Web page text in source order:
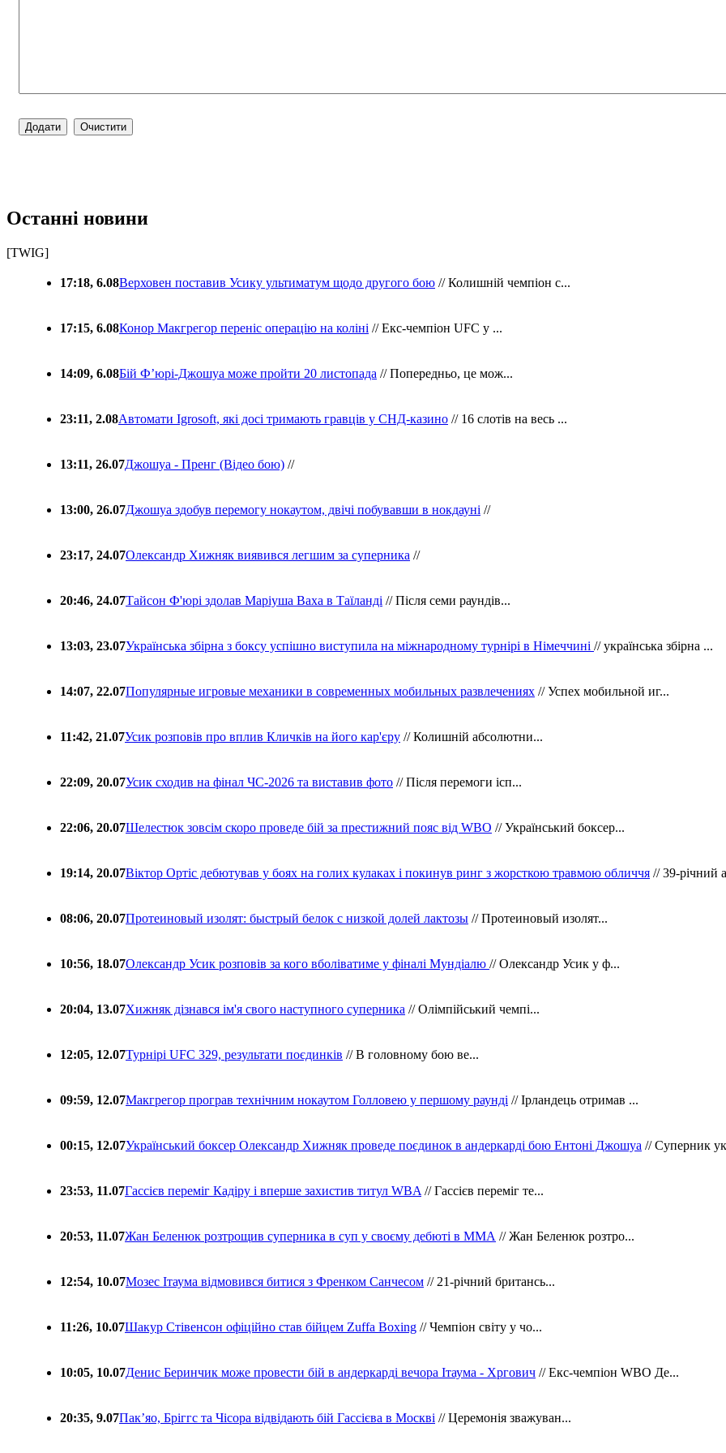
Останні новини
[TWIG]
17:18, 6.08Верховен поставив Усику ультиматум щодо другого бою // Колишній чемпіон с...
17:15, 6.08Конор Макгрегор переніс операцію на коліні // Екс-чемпіон UFC у ...
14:09, 6.08Бій Ф’юрі-Джошуа може пройти 20 листопада // Попередньо, це мож...
23:11, 2.08Автомати Igrosoft, які досі тримають гравців у СНД-казино // 16 слотів на весь ...
13:11, 26.07Джошуа - Пренг (Відео бою) //
13:00, 26.07Джошуа здобув перемогу нокаутом, двічі побувавши в нокдауні //
23:17, 24.07Олександр Хижняк виявився легшим за суперника //
20:46, 24.07Тайсон Ф'юрі здолав Маріуша Ваха в Таїланді // Після семи раундів...
13:03, 23.07Українська збірна з боксу успішно виступила на міжнародному турнірі в Німеччині // українська збірна ...
14:07, 22.07Популярные игровые механики в современных мобильных развлечениях // Успех мобильной иг...
11:42, 21.07Усик розповів про вплив Кличків на його кар'єру // Колишній абсолютни...
22:09, 20.07Усик сходив на фінал ЧС-2026 та виставив фото // Після перемоги ісп...
22:06, 20.07Шелестюк зовсім скоро проведе бій за престижний пояс від WBO // Український боксер...
19:14, 20.07Віктор Ортіс дебютував у боях на голих кулаках і покинув ринг з жорсткою травмою обличчя // 39-річний
08:06, 20.07Протеиновый изолят: быстрый белок с низкой долей лактозы // Протеиновый изолят...
10:56, 18.07Олександр Усик розповів за кого вболіватиме у фіналі Мундіалю // Олександр Усик у ф...
20:04, 13.07Хижняк дізнався ім'я свого наступного суперника // Олімпійський чемпі...
12:05, 12.07Турнірі UFC 329, результати поєдинків // В головному бою ве...
09:59, 12.07Макгрегор програв технічним нокаутом Голловею у першому раунді // Ірландець отримав ...
00:15, 12.07Український боксер Олександр Хижняк проведе поєдинок в андеркарді бою Ентоні Джошуа // Суперник
23:53, 11.07Гассієв переміг Кадіру і вперше захистив титул WBA // Гассієв переміг те...
20:53, 11.07Жан Беленюк розтрощив суперника в суп у своєму дебюті в ММА // Жан Беленюк розтро...
12:54, 10.07Мозес Ітаума відмовився битися з Френком Санчесом // 21-річний британсь...
11:26, 10.07Шакур Стівенсон офіційно став бійцем Zuffa Boxing // Чемпіон світу у чо...
10:05, 10.07Денис Беринчик може провести бій в андеркарді вечора Ітаума - Хргович // Екс-чемпіон WBO Де...
20:35, 9.07Пакʼяо, Бріггс та Чісора відвідають бій Гассієва в Москві // Церемонія зважуван...